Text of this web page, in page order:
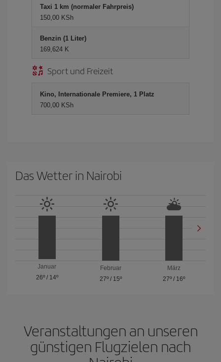
Taxi 1 km (normaler Fahrpreis)
150,00 KSh
Benzin (1 Liter)
169,624 K
Sport und Freizeit
Kino, Internationale Premiere, 1 Platz
700,00 KSh
Das Wetter in Nairobi
Januar
26º/ 14º
Februar
27º/ 15º
März
27º / 16º
Veranstaltungen an unseren
günstigen Flugzielen nach